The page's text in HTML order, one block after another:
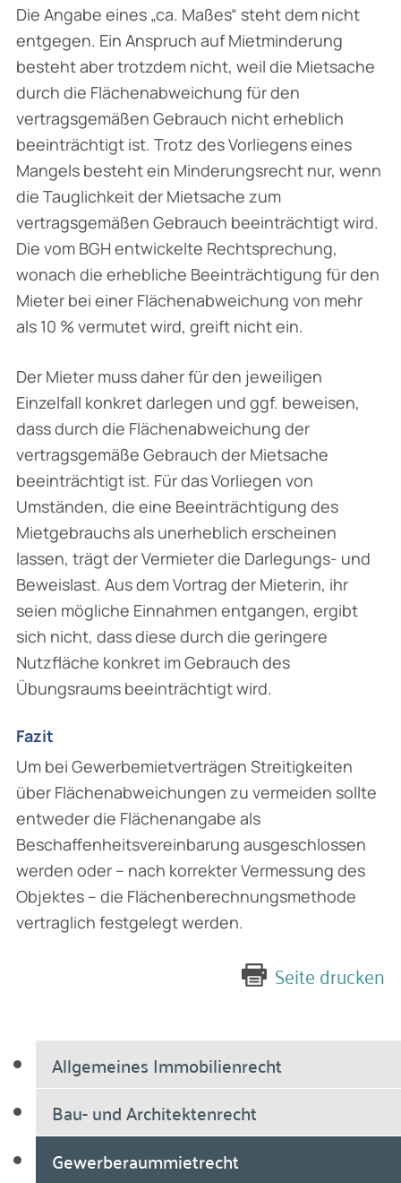
Allgemeines Immobilienrecht
Bau- und Architektenrecht
Gewerberaummietrecht
Die Angabe eines „ca. Maßes“ steht dem nicht
entgegen. Ein Anspruch auf Mietminderung
besteht aber trotzdem nicht, weil die Mietsache
durch die Flächenabweichung für den
vertragsgemäßen Gebrauch nicht erheblich
beeinträchtigt ist. Trotz des Vorliegens eines
Mangels besteht ein Minderungsrecht nur, wenn
die Tauglichkeit der Mietsache zum
vertragsgemäßen Gebrauch beeinträchtigt wird.
Die vom BGH entwickelte Rechtsprechung,
wonach die erhebliche Beeinträchtigung für den
Mieter bei einer Flächenabweichung von mehr
als 10 % vermutet wird, greift nicht ein.
Der Mieter muss daher für den jeweiligen
Einzelfall konkret darlegen und ggf. beweisen,
dass durch die Flächenabweichung der
vertragsgemäße Gebrauch der Mietsache
beeinträchtigt ist. Für das Vorliegen von
Umständen, die eine Beeinträchtigung des
Mietgebrauchs als unerheb­lich erscheinen
lassen, trägt der Vermieter die Darlegungs- und
Beweislast. Aus dem Vortrag der Mieterin, ihr
seien mögliche Einnahmen entgangen, ergibt
sich nicht, dass diese durch die geringere
Nutzfläche konkret im Gebrauch des
Übungsraums beeinträchtigt wird.
Fazit
Um bei Gewerbemietverträgen Streitigkeiten
über Flächenabweichungen zu vermeiden sollte
entweder die Flächenangabe als
Beschaffenheitsvereinbarung ausgeschlossen
werden oder – nach korrekter Vermessung des
Objektes – die Flächenberechnungsmethode
vertraglich fest­gelegt werden.
Seite drucken